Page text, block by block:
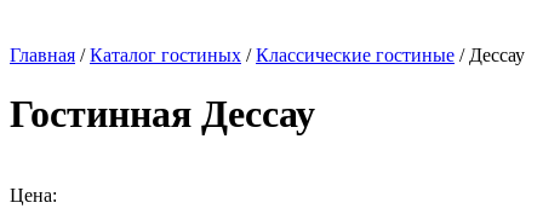
Главная /Каталог гостиных /Классические гостиные / Дессау
Гостинная Дессау
Цена: